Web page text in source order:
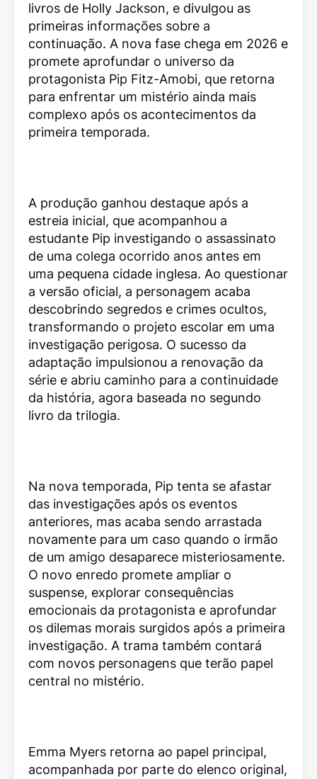
livros de Holly Jackson, e divulgou as
primeiras informações sobre a
continuação. A nova fase chega em 2026 e
promete aprofundar o universo da
protagonista Pip Fitz-Amobi, que retorna
para enfrentar um mistério ainda mais
complexo após os acontecimentos da
primeira temporada.
A produção ganhou destaque após a
estreia inicial, que acompanhou a
estudante Pip investigando o assassinato
de uma colega ocorrido anos antes em
uma pequena cidade inglesa. Ao questionar
a versão oficial, a personagem acaba
descobrindo segredos e crimes ocultos,
transformando o projeto escolar em uma
investigação perigosa. O sucesso da
adaptação impulsionou a renovação da
série e abriu caminho para a continuidade
da história, agora baseada no segundo
livro da trilogia.
Na nova temporada, Pip tenta se afastar
das investigações após os eventos
anteriores, mas acaba sendo arrastada
novamente para um caso quando o irmão
de um amigo desaparece misteriosamente.
O novo enredo promete ampliar o
suspense, explorar consequências
emocionais da protagonista e aprofundar
os dilemas morais surgidos após a primeira
investigação. A trama também contará
com novos personagens que terão papel
central no mistério.
Emma Myers retorna ao papel principal,
acompanhada por parte do elenco original,